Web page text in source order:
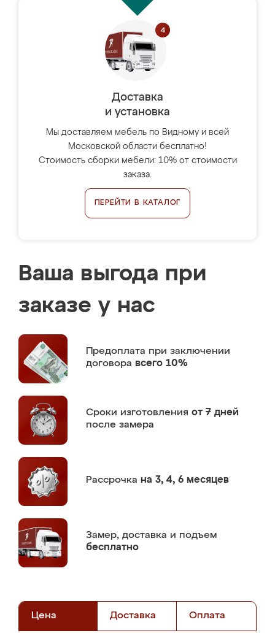
Доставка
и установка
Мы доставляем мебель по Видному и всей
Московской области бесплатно!
Стоимость сборки мебели: 10% от стоимости
заказа.
ПЕРЕЙТИ В КАТАЛОГ
Ваша выгода при
заказе у нас
Предоплата при заключении
договора всего 10%
Сроки изготовления от 7 дней
после замера
Рассрочка на 3, 4, 6 месяцев
Замер, доставка и подъем
бесплатно
Цена Доставка Оплата